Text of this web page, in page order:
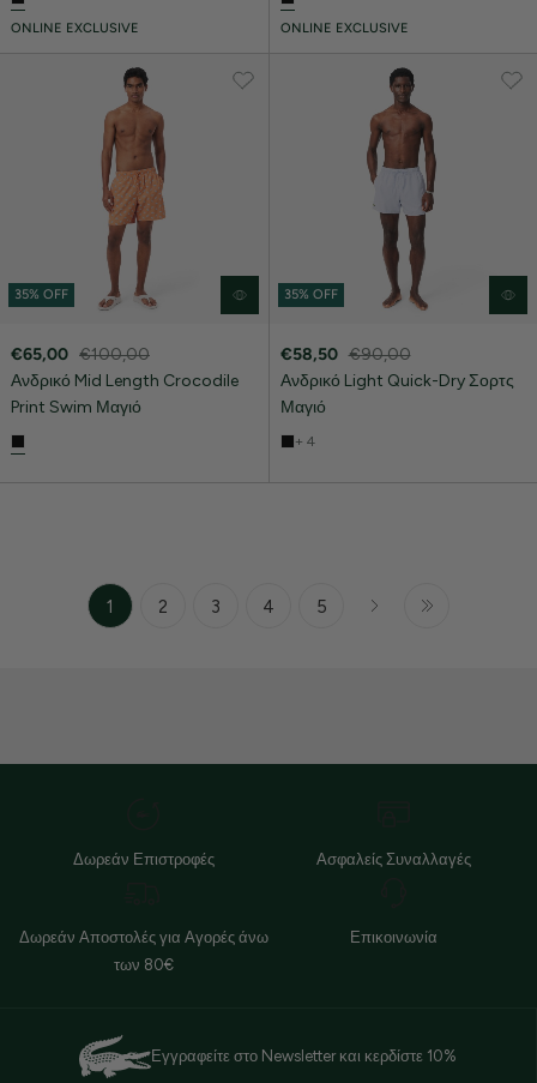
ONLINE EXCLUSIVE ONLINE EXCLUSIVE
35% OFF
€65,00 €100,00
Ανδρικό Mid Length Crocodile
Print Swim Μαγιό
35% OFF
€58,50 €90,00
Ανδρικό Light Quick-Dry Σορτς
Μαγιό
+ 4
1 2 3 4 5
Δωρεάν Επιστροφές Ασφαλείς Συναλλαγές
Δωρεάν Αποστολές για Αγορές άνω
των 80€
Επικοινωνία
Εγγραφείτε στο Newsletter και κερδίστε 10%